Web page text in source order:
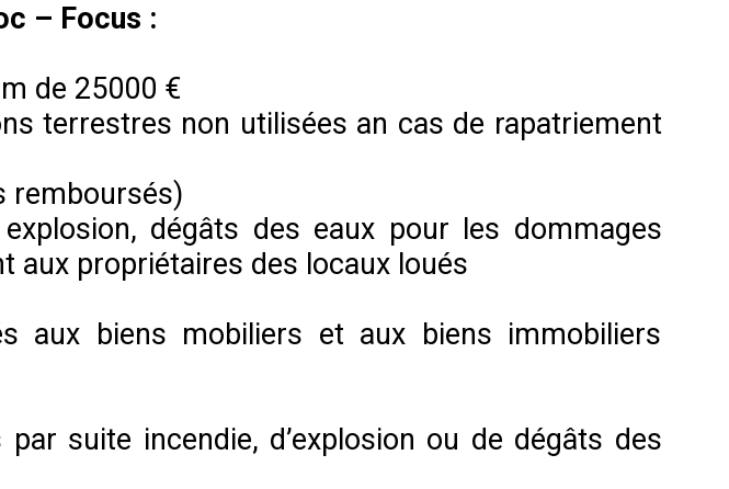
– Focus :
de 25000 €
terrestres non utilisées an cas de rapatriement
remboursés)
dégâts des eaux pour les dommages
aux propriétaires des locaux loués
aux biens mobiliers et aux biens immobiliers
suite incendie, d’explosion ou de dégâts des